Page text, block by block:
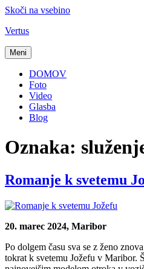
Skoči na vsebino
Vertus
Meni
DOMOV
Foto
Video
Glasba
Blog
Oznaka:
Romanje k svetemu
20. marec 2024, Maribor
Po dolgem času sva se z ženo
tokrat k svetemu Jožefu v Maribor.